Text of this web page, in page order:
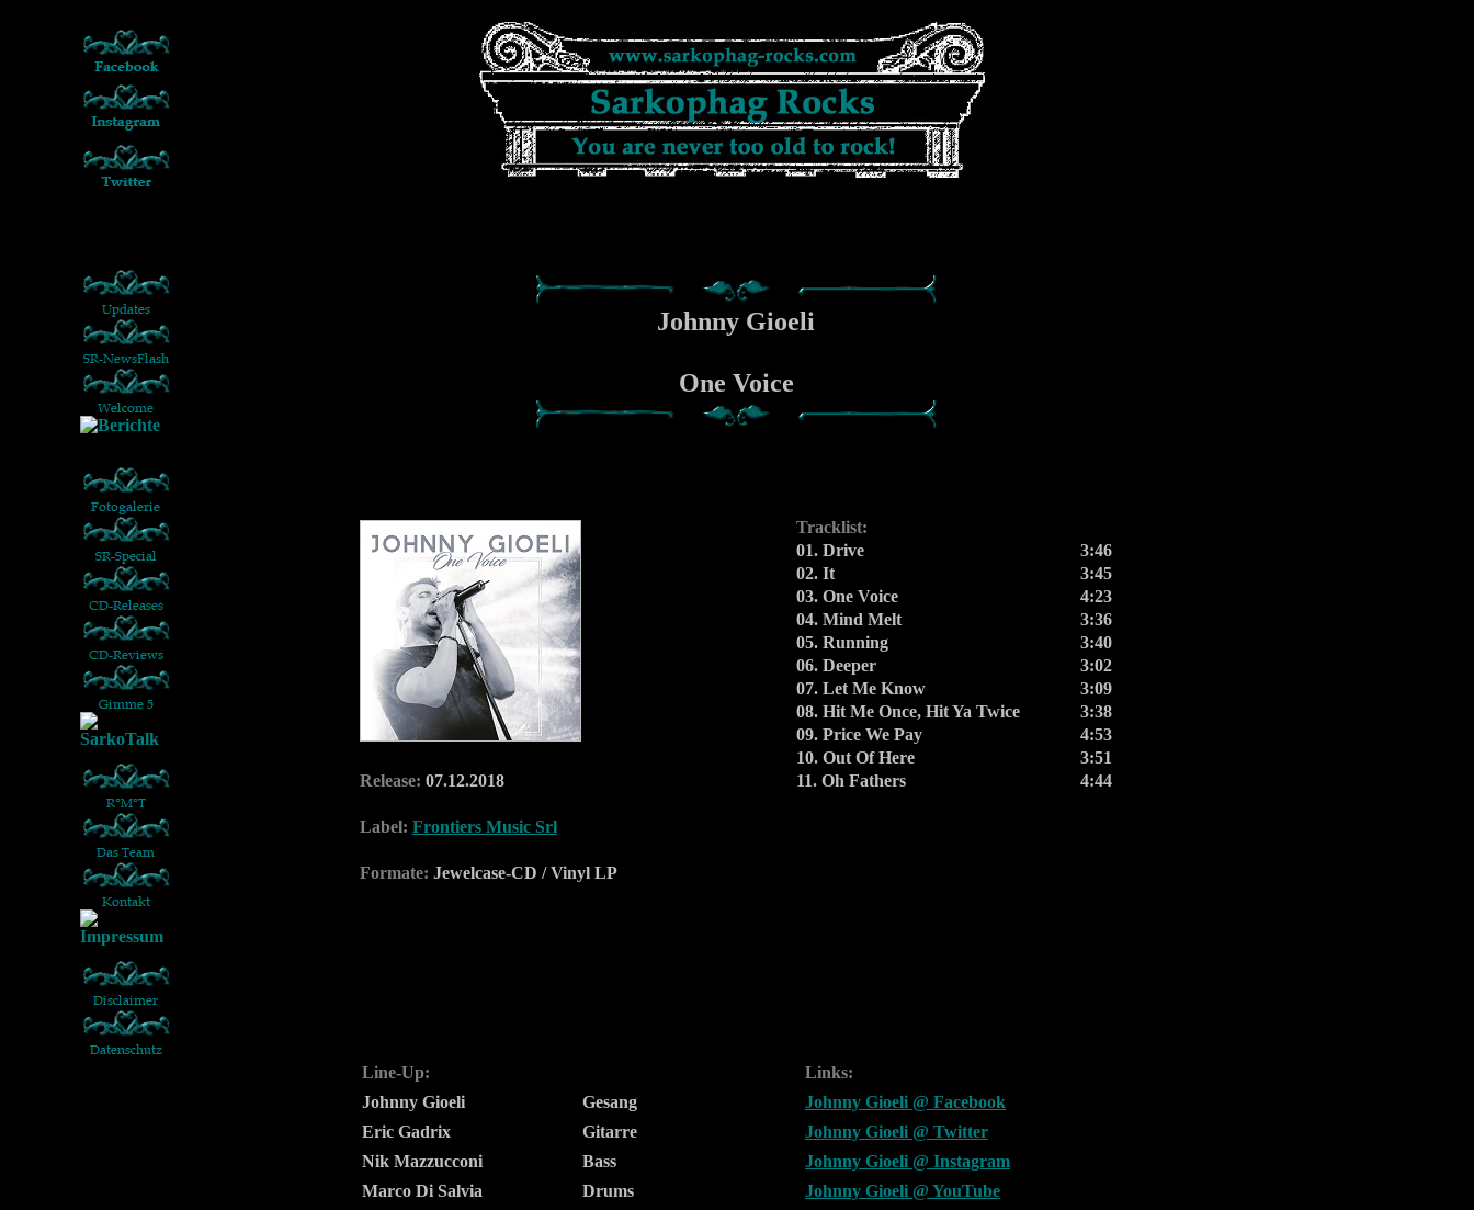
Johnny Gioeli
One Voice
Tracklist:
01. Drive
3:46
02. It
3:45
03. One Voice
4:23
04. Mind Melt
3:36
05. Running
3:40
06. Deeper
3:02
07. Let Me Know
3:09
08. Hit Me Once, Hit Ya Twice
3:38
09. Price We Pay
4:53
10. Out Of Here
3:51
Release: 07.12.2018 11. Oh Fathers 4:44
Label: Frontiers Music Srl
Formate: Jewelcase-CD / Vinyl LP
Line-Up:
Links:
Johnny Gioeli
Gesang
Johnny Gioeli @ Facebook
Eric Gadrix
Gitarre
Johnny Gioeli @ Twitter
Nik Mazzucconi
Bass
Johnny Gioeli @ Instagram
Marco Di Salvia
Drums
Johnny Gioeli @ YouTube